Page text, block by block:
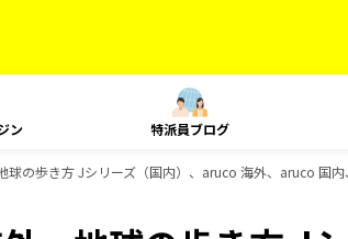
ン 特派員ブログ
球の歩き方 Jシリーズ（国内）、aruco 海外、aruco 国